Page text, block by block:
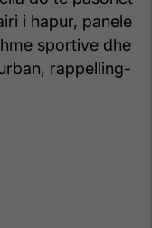
i hapur, panele
sportive dhe
rappelling-